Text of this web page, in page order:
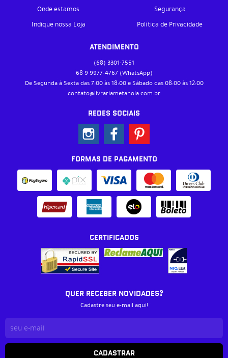
Onde estamos
Indique nossa Loja
Segurança
Política de Privacidade
ATENDIMENTO
(68) 3301-7551
68 9 9977-4767 (WhatsApp)
De Segunda à Sexta das 7:00 às 18:00 e Sábado das 08:00 às 12:00
contato@livrariametanoia.com.br
REDES SOCIAIS
FORMAS DE PAGAMENTO
CERTIFICADOS
QUER RECEBER NOVIDADES?
Cadastre seu e-mail aqui!
CADASTRAR